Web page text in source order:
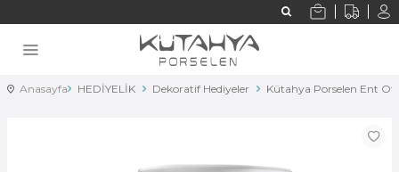
Anasayfa HEDİYELİK Dekoratif Hediyeler Kütahya Porselen Ent